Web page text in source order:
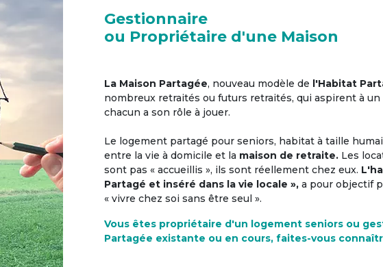
Gestionnaire
ou Propriétaire d'une Maison
La Maison Partagée, nouveau modèle de l'Habitat
nombreux retraités ou futurs retraités, qui aspirent à
chacun a son rôle à jouer.
Le logement partagé pour seniors, habitat à taille
entre la vie à domicile et la maison de retraite. Les
sont pas « accueillis », ils sont réellement chez eux.
Partagé et inséré dans la vie locale », a pour objectif
« vivre chez soi sans être seul ».
Vous êtes propriétaire d'un logement seniors ou
Partagée existante ou en cours, faites-vous